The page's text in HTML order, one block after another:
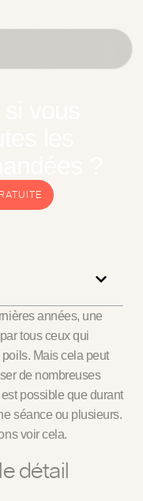
années, une
tous ceux qui
Mais cela peut
de nombreuses
possible que durant
séance ou plusieurs.
voir cela.
détail